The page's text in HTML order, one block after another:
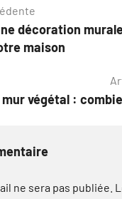
décoration
maison
végétal :
ne sera pas publiée.